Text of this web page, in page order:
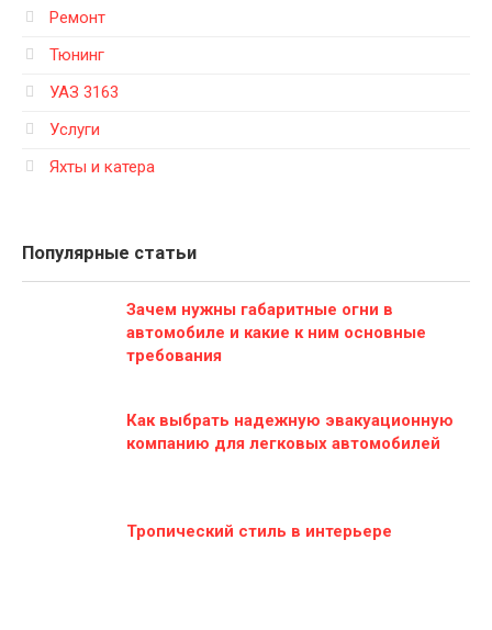
Ремонт
Тюнинг
УАЗ 3163
Услуги
Яхты и катера
Популярные статьи
Зачем нужны габаритные огни в
автомобиле и какие к ним основные
требования
Как выбрать надежную эвакуационную
компанию для легковых автомобилей
Тропический стиль в интерьере